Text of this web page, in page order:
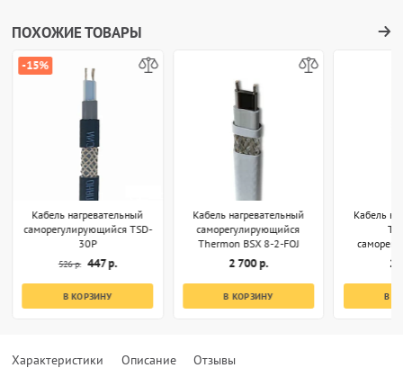
ПОХОЖИЕ ТОВАРЫ
-15%
Кабель нагревательный
саморегулирующийся TSD-
30P
526 р. 447 р.
В КОРЗИНУ
Кабель нагревательный
саморегулирующийся
Thermon BSX 8-2-FOJ
2 700 р.
В КОРЗИНУ
Кабель
2
В
Характеристики Описание Отзывы